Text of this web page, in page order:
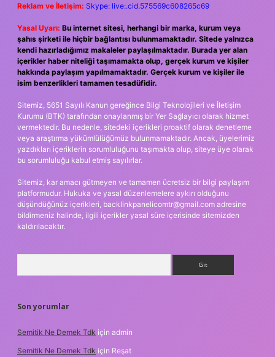
Reklam ve İletişim: Skype: live:.cid.575569c608265c69
Yasal Uyarı: Bu internet sitesi, herhangi bir marka, kurum veya
şahıs şirketi ile hiçbir bağlantısı bulunmamaktadır. Sitede yalnızca
kendi hazırladığımız makaleler paylaşılmaktadır. Burada yer alan
içerikler haber niteliği taşımamakta olup, gerçek kurum ve kişiler
hakkında paylaşım yapılmamaktadır. Gerçek kurum ve kişiler ile
isim benzerlikleri tamamen tesadüfidir.
Sitemiz, 5651 Sayılı Kanun gereğince Bilgi Teknolojileri ve İletişim
Kurumu (BTK) tarafından onaylanmış bir Yer Sağlayıcı olarak hizmet
vermektedir. Bu nedenle, sitedeki içerikleri proaktif olarak denetleme
veya araştırma yükümlülüğümüz bulunmamaktadır. Ancak, üyelerimiz
yazdıkları içeriklerin sorumluluğunu taşımakta olup, siteye üye olarak
bu sorumluluğu kabul etmiş sayılırlar.
Sitemiz, kar amacı gütmeyen ve tamamen ücretsiz bir bilgi paylaşım
platformudur. Hukuka ve yasal düzenlemelere aykırı olduğunu
düşündüğünüz içerikleri, backlinkpanelicomtr@gmail.com adresine
bildirmeniz halinde, ilgili içerikler yasal süre içerisinde sitemizden
kaldırılacaktır.
Son yorumlar
Semitik Ne Demek Tdk için admin
Semitik Ne Demek Tdk için Reşat